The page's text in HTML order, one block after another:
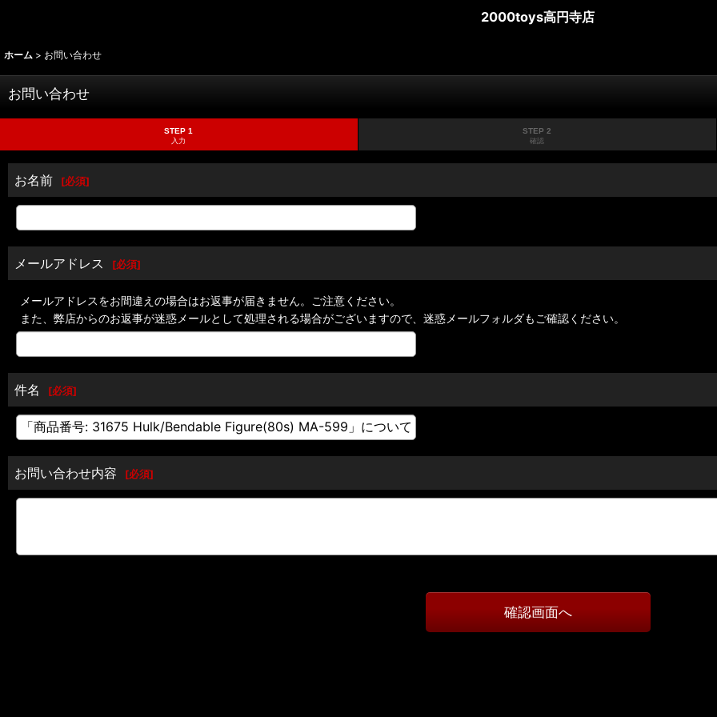
2000toys高円寺店
ホーム > お問い合わせ
お問い合わせ
STEP 1
入力
STEP 2
確認
お名前 [必須]
メールアドレス [必須]
メールアドレスをお間違えの場合はお返事が届きません。ご注意ください。
また、弊店からのお返事が迷惑メールとして処理される場合がございますので、迷惑メールフォルダもご確認ください。
件名 [必須]
お問い合わせ内容 [必須]
確認画面へ